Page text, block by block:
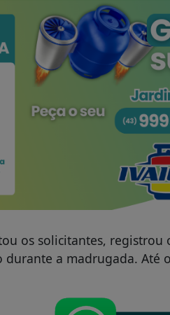
os solicitantes,
durante a madrugada.